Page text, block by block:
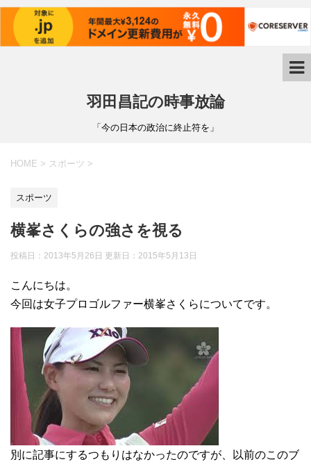
羽田昌記の時事放論
「今の日本の政治に終止符を」
HOME > スポーツ >
スポーツ
横峯さくらの強さを視る
投稿日：2013年5月26日 更新日： 2015年5月13日
こんにちは。
今回は女子プロゴルファー横峯さくらについてです。
別に記事にするつもりはなかったのですが、以前のこのブ